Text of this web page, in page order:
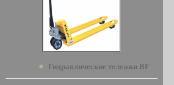
Гидравлические тележки BF